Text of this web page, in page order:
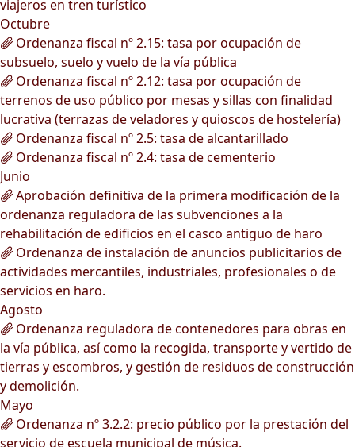
viajeros en tren turístico
Octubre
Ordenanza fiscal nº 2.15: tasa por ocupación de
subsuelo, suelo y vuelo de la vía pública
Ordenanza fiscal nº 2.12: tasa por ocupación de
terrenos de uso público por mesas y sillas con finalidad
lucrativa (terrazas de veladores y quioscos de hostelería)
Ordenanza fiscal nº 2.5: tasa de alcantarillado
Ordenanza fiscal nº 2.4: tasa de cementerio
Junio
Aprobación definitiva de la primera modificación de la
ordenanza reguladora de las subvenciones a la
rehabilitación de edificios en el casco antiguo de haro
Ordenanza de instalación de anuncios publicitarios de
actividades mercantiles, industriales, profesionales o de
servicios en haro.
Agosto
Ordenanza reguladora de contenedores para obras en
la vía pública, así como la recogida, transporte y vertido de
tierras y escombros, y gestión de residuos de construcción
y demolición.
Mayo
Ordenanza nº 3.2.2: precio público por la prestación del
servicio de escuela municipal de música.